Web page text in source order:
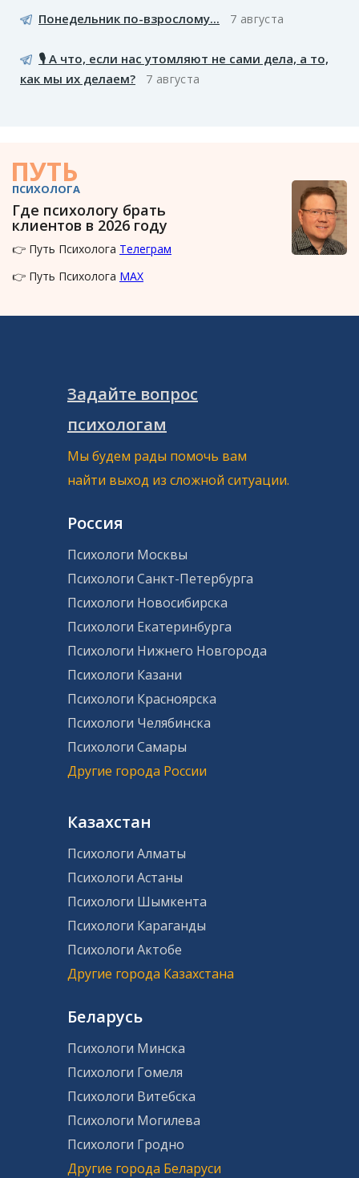
Понедельник по-взрослому... 7 августа
🎙️ А что, если нас утомляют не сами дела, а то,
как мы их делаем?
7 августа
ПУТЬ
ПСИХОЛОГА
Где психологу брать
клиентов в 2026 году
👉 Путь Психолога Телеграм
👉 Путь Психолога MAX
Задайте вопрос
психологам
Мы будем рады помочь вам
найти выход из сложной ситуации.
Россия
Психологи Москвы
Психологи Санкт-Петербурга
Психологи Новосибирска
Психологи Екатеринбурга
Психологи Нижнего Новгорода
Психологи Казани
Психологи Красноярска
Психологи Челябинска
Психологи Самары
Другие города России
Казахстан
Психологи Алматы
Психологи Астаны
Психологи Шымкента
Психологи Караганды
Психологи Актобе
Другие города Казахстана
Беларусь
Психологи Минска
Психологи Гомеля
Психологи Витебска
Психологи Могилева
Психологи Гродно
Другие города Беларуси